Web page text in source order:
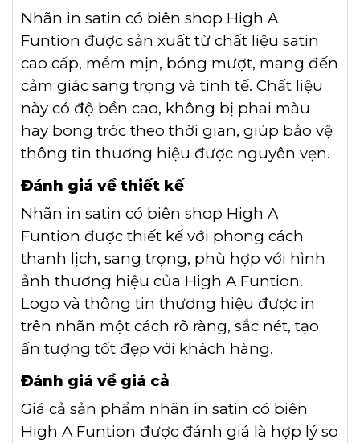
Nhãn in satin có biên shop High A
Funtion được sản xuất từ chất liệu satin
cao cấp, mềm mịn, bóng mượt, mang đến
cảm giác sang trọng và tinh tế. Chất liệu
này có độ bền cao, không bị phai màu
hay bong tróc theo thời gian, giúp bảo vệ
thông tin thương hiệu được nguyên vẹn.
Đánh giá về thiết kế
Nhãn in satin có biên shop High A
Funtion được thiết kế với phong cách
thanh lịch, sang trọng, phù hợp với hình
ảnh thương hiệu của High A Funtion.
Logo và thông tin thương hiệu được in
trên nhãn một cách rõ ràng, sắc nét, tạo
ấn tượng tốt đẹp với khách hàng.
Đánh giá về giá cả
Giá cả sản phẩm nhãn in satin có biên
High A Funtion được đánh giá là hợp lý so